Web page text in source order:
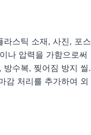
라스틱 소재, 사진, 포스
나 압력을 가함으로써
방수복, 찢어짐 방지 씰.
감 처리를 추가하여 외